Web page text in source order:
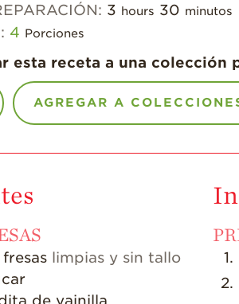
3 hours 30 minutos
4 Porciones
esta receta a una
AGREGAR A
limpias y sin tallo
de vainilla